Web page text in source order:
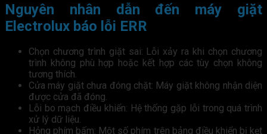
Nguyên nhân dẫn đến máy giặt
Electrolux báo lỗi ERR
Chọn chương trình giặt sai: Lỗi xảy ra khi chọn chương
trình không phù hợp hoặc kết hợp các tùy chọn không
tương thích.
Cửa máy giặt chưa đóng chặt: Máy giặt không nhận diện
được cửa đã đóng.
Lỗi bo mạch điều khiển: Hệ thống gặp lỗi trong quá trình
xử lý dữ liệu.
Hỏng phím bấm: Một số phím trên bảng điều khiển bị kẹt